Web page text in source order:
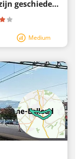
Wandelen door Eigenbrakel en zijn geschiedenis
Medium